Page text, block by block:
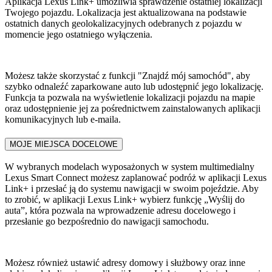
Twojego pojazdu. Lokalizacja jest aktualizowana na podstawie
ostatnich danych geolokalizacyjnych odebranych z pojazdu w
momencie jego ostatniego wyłączenia. ​
Możesz także skorzystać z funkcji "Znajdź mój samochód", aby
szybko odnaleźć zaparkowane auto lub udostępnić jego lokalizację.
Funkcja ta pozwala na wyświetlenie lokalizacji pojazdu na mapie
oraz udostępnienie jej za pośrednictwem zainstalowanych aplikacji
komunikacyjnych lub e-maila.
MOJE MIEJSCA DOCELOWE
​W wybranych modelach wyposażonych w system multimedialny
Lexus Smart Connect możesz zaplanować podróż w aplikacji Lexus
Link+ i przesłać ją do systemu nawigacji w swoim pojeździe. Aby
to zrobić, w aplikacji Lexus Link+ wybierz funkcję „Wyślij do
auta”, która pozwala na wprowadzenie adresu docelowego i
przesłanie go bezpośrednio do nawigacji samochodu. ​
Możesz również ustawić adresy domowy i służbowy oraz inne